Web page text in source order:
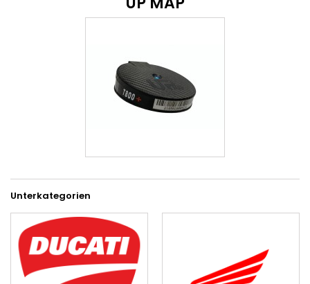
Unterkategorien